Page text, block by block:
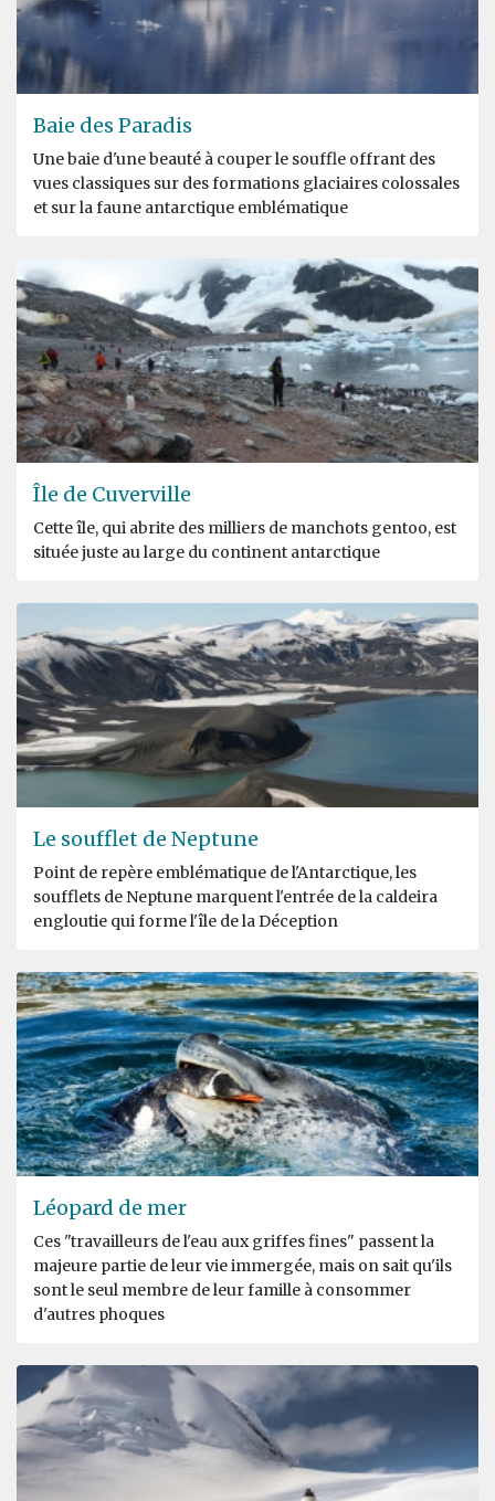
Baie des Paradis
Une baie d'une beauté à couper le souffle offrant des
vues classiques sur des formations glaciaires colossales
et sur la faune antarctique emblématique
Île de Cuverville
Cette île, qui abrite des milliers de manchots gentoo, est
située juste au large du continent antarctique
Le soufflet de Neptune
Point de repère emblématique de l'Antarctique, les
soufflets de Neptune marquent l'entrée de la caldeira
engloutie qui forme l'île de la Déception
Léopard de mer
Ces "travailleurs de l'eau aux griffes fines" passent la
majeure partie de leur vie immergée, mais on sait qu'ils
sont le seul membre de leur famille à consommer
d'autres phoques